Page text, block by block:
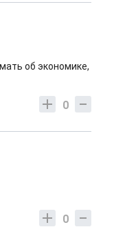
об экономике,
0
0